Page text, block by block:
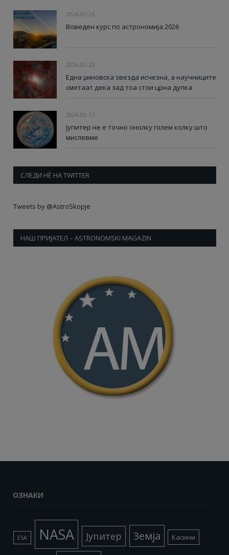
2026-02-26
Воведен курс по астрономија 2026
2026-02-25
Една џиновска ѕвезда исчезна, а научниците
сметаат дека зад тоа стои црна дупка
2026-02-17
Јупитер не е точно онолку голем колку што
мислевме
СЛЕДИ НÈ НА TWITTER
Tweets by @AstroSkopje
НАШ ПРИЈАТЕЛ – ASTRONOMSKI MAGAZIN
ОЗНАКИ
ESA NASA Јупитер Земја Касини